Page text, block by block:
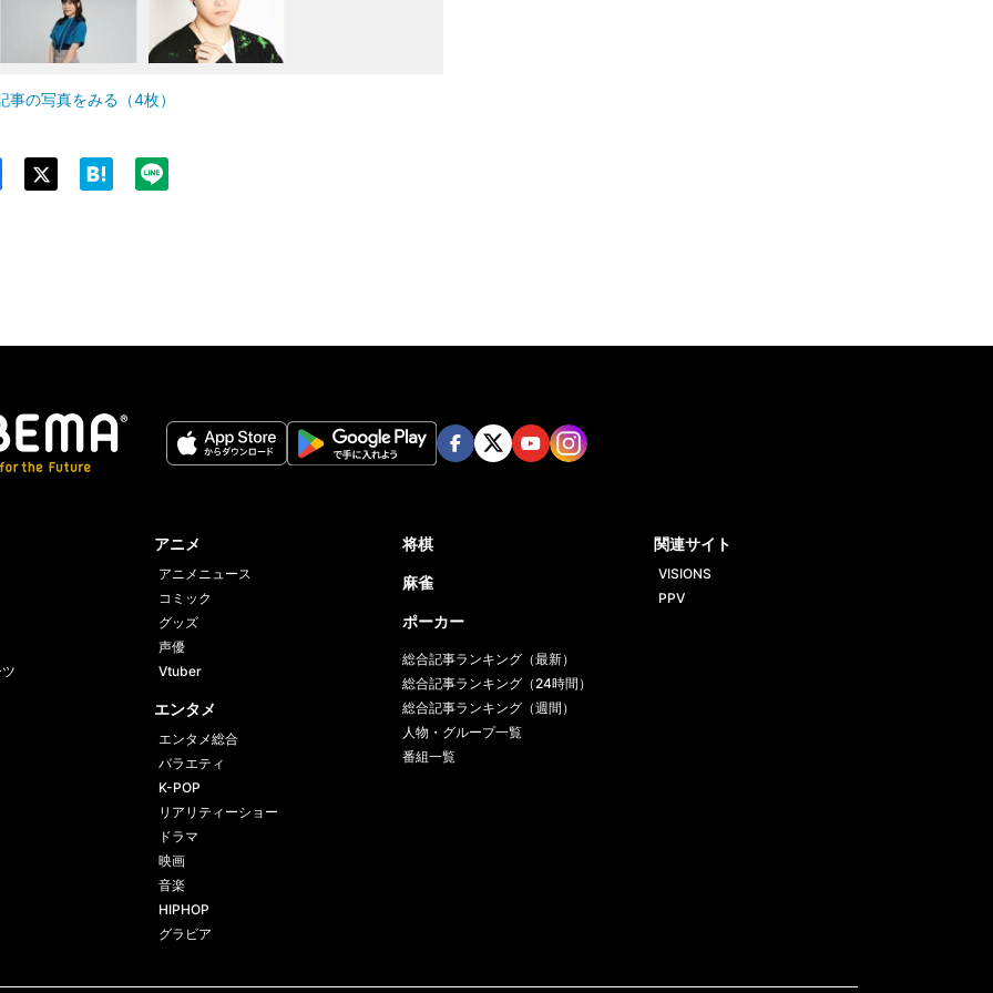
事の写真をみる（4枚）
アニメ
アニメニュース
コミック
グッズ
声優
Vtuber
エンタメ
エンタメ総合
バラエティ
K-POP
リアリティーショー
ドラマ
映画
音楽
HIPHOP
グラビア
将棋
麻雀
ポーカー
総合記事ランキング（最新）
総合記事ランキング（24時間）
総合記事ランキング（週間）
人物・グループ一覧
番組一覧
関連サイト
VISIONS
PPV